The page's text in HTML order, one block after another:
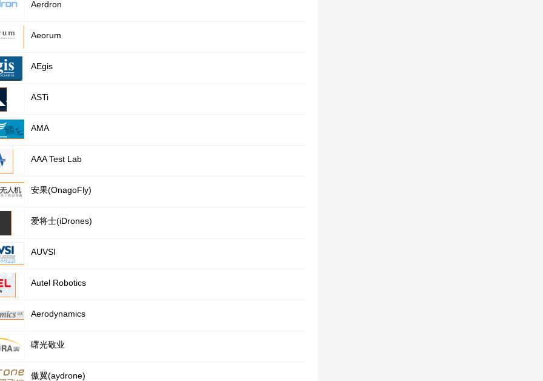
Aerdron
Aeorum
AEgis
ASTi
AMA
AAA Test Lab
安果(OnagoFly)
爱将士(iDrones)
AUVSI
Autel Robotics
Aerodynamics
曙光敬业
傲翼(aydrone)